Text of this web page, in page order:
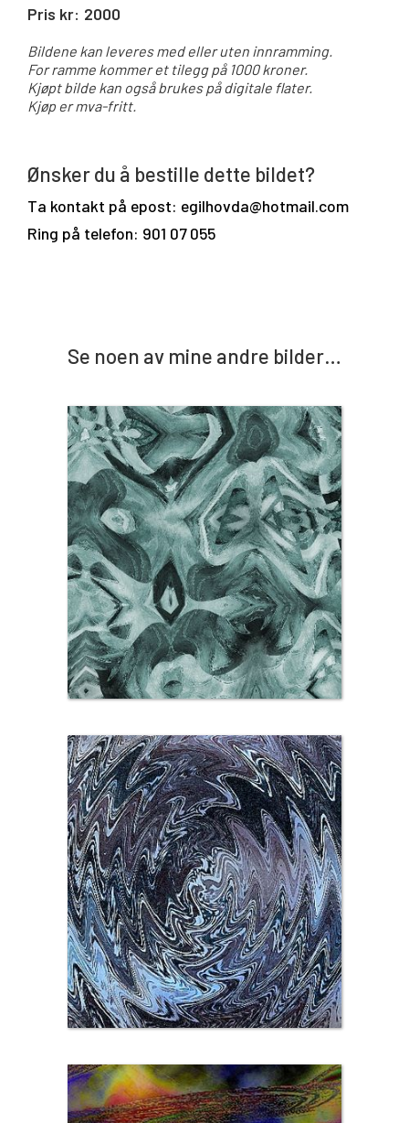
Pris kr: 2000
Bildene kan leveres med eller uten innramming.
For ramme kommer et tilegg på 1000 kroner.
Kjøpt bilde kan også brukes på digitale flater.
Kjøp er mva-fritt.
Ønsker du å bestille dette bildet?
Ta kontakt på epost: egilhovda@hotmail.com
Ring på telefon: 901 07 055
Se noen av mine andre bilder…